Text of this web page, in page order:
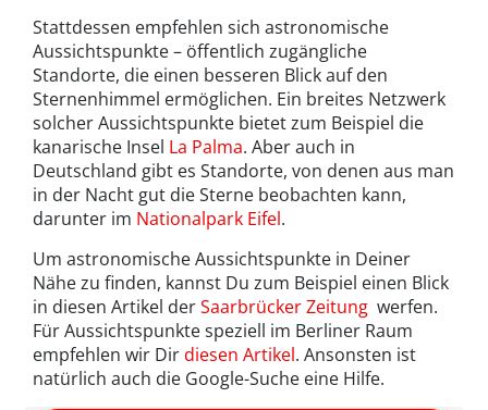
Stattdessen empfehlen sich astronomische
Aussichtspunkte – öffentlich zugängliche
Standorte, die einen besseren Blick auf den
Sternenhimmel ermöglichen. Ein breites Netzwerk
solcher Aussichtspunkte bietet zum Beispiel die
kanarische Insel La Palma. Aber auch in
Deutschland gibt es Standorte, von denen aus man
in der Nacht gut die Sterne beobachten kann,
darunter im Nationalpark Eifel.
Um astronomische Aussichtspunkte in Deiner
Nähe zu finden, kannst Du zum Beispiel einen Blick
in diesen Artikel derSaarbrücker Zeitung werfen.
Für Aussichtspunkte speziell im Berliner Raum
empfehlen wir Dirdiesen Artikel. Ansonsten ist
natürlich auch die Google-Suche eine Hilfe.